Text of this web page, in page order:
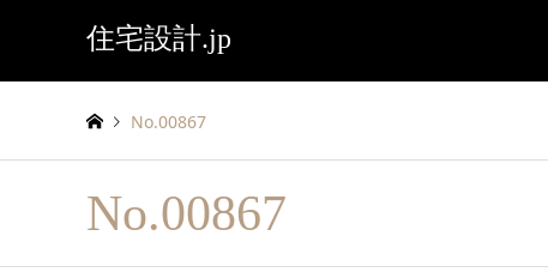
住宅設計.jp
No.00867
No.00867